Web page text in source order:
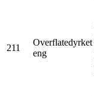
211
Overflatedyrket
eng